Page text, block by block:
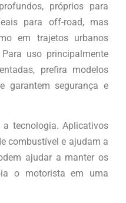
próprios para
para off-road, mas
em trajetos urbanos
uso principalmente
prefira modelos
garantem segurança e
tecnologia. Aplicativos
combustível e ajudam a
ajudar a manter os
o motorista em uma